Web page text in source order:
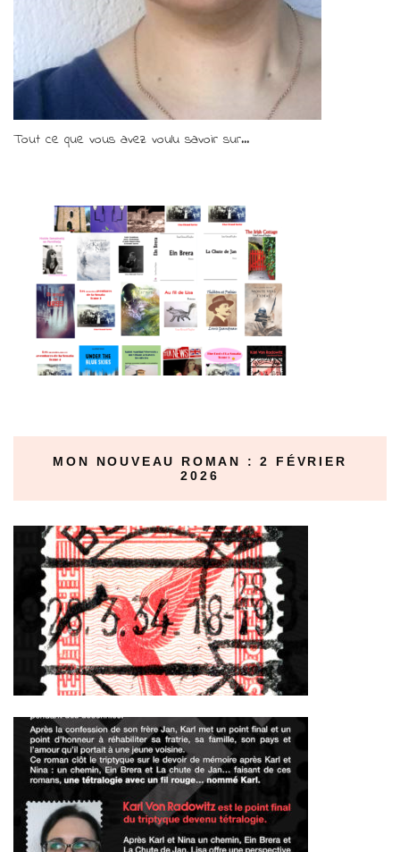
Tout ce que vous avez voulu savoir sur...
MON NOUVEAU ROMAN : 2 FÉVRIER
2026